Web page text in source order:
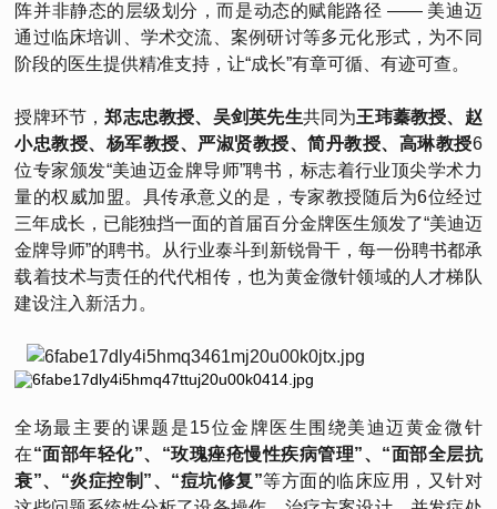
阵并非静态的层级划分，而是动态的赋能路径 —— 美迪迈
通过临床培训、学术交流、案例研讨等多元化形式，为不同
阶段的医生提供精准支持，让“成长”有章可循、有迹可查。
授牌环节，郑志忠教授、吴剑英先生共同为王玮蓁教授、赵
小忠教授、杨军教授、严淑贤教授、简丹教授、高琳教授6
位专家颁发“美迪迈金牌导师”聘书，标志着行业顶尖学术力
量的权威加盟。具传承意义的是，专家教授随后为6位经过
三年成长，已能独挡一面的首届百分金牌医生颁发了“美迪迈
金牌导师”的聘书。从行业泰斗到新锐骨干，每一份聘书都承
载着技术与责任的代代相传，也为黄金微针领域的人才梯队
建设注入新活力。
全场最主要的课题是15位金牌医生围绕美迪迈黄金微针
在“面部年轻化”、“玫瑰痤疮慢性疾病管理”、“面部全层抗
衰”、“炎症控制”、“痘坑修复”等方面的临床应用，又针对